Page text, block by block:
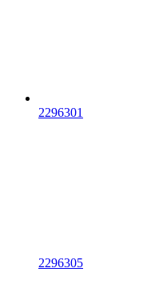
2296301
2296305